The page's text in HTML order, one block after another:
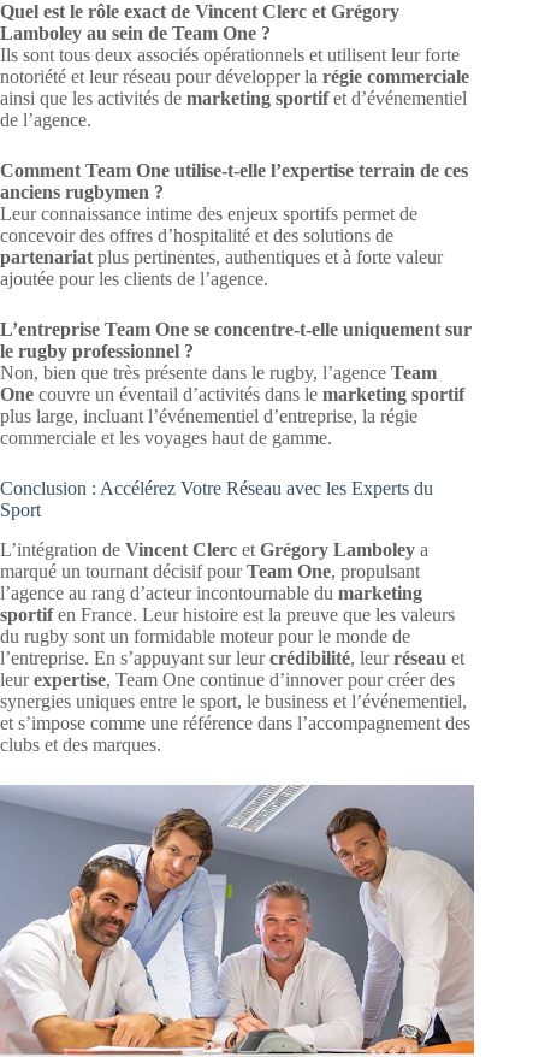
Quel est le rôle exact de Vincent Clerc et Grégory
Lamboley au sein de Team One ?
Ils sont tous deux associés opérationnels et utilisent leur forte
notoriété et leur réseau pour développer la régie commerciale
ainsi que les activités de marketing sportifet d’événementiel
de l’agence.
Comment Team One utilise-t-elle l’expertise terrain de ces
anciens rugbymen ?
Leur connaissance intime des enjeux sportifs permet de
concevoir des offres d’hospitalité et des solutions de
partenariat plus pertinentes, authentiques et à forte valeur
ajoutée pour les clients de l’agence.
L’entreprise Team One se concentre-t-elle uniquement sur
le rugby professionnel ?
Non, bien que très présente dans le rugby, l’agence Team
One couvre un éventail d’activités dans le marketing sportif
plus large, incluant l’événementiel d’entreprise, la régie
commerciale et les voyages haut de gamme.
Conclusion : Accélérez Votre Réseau avec les Experts du
Sport
L’intégration de Vincent Clerc et Grégory Lamboley a
marqué un tournant décisif pourTeam One, propulsant
l’agence au rang d’acteur incontournable du marketing
sportifen France. Leur histoire est la preuve que les valeurs
du rugby sont un formidable moteur pour le monde de
l’entreprise. En s’appuyant sur leurcrédibilité, leurréseau et
leurexpertise, Team One continue d’innover pour créer des
synergies uniques entre le sport, le business et l’événementiel,
et s’impose comme une référence dans l’accompagnement des
clubs et des marques.